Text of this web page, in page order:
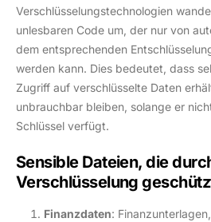
Verschlüsselungstechnologien
unlesbaren Code um, der nur von
dem entsprechenden
werden kann. Dies bedeutet, dass
Zugriff auf verschlüsselte Daten
unbrauchbar bleiben, solange er
Schlüssel verfügt.
Sensible Dateien, die
Verschlüsselung
Finanzdaten: